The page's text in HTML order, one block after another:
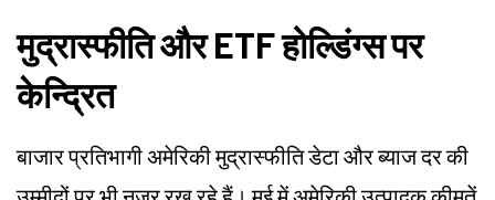
मुद्रास्फीति और ETF होल्डिंग्स पर
केन्द्रित
बाजार प्रतिभागी अमेरिकी मुद्रास्फीति डेटा और ब्याज दर की